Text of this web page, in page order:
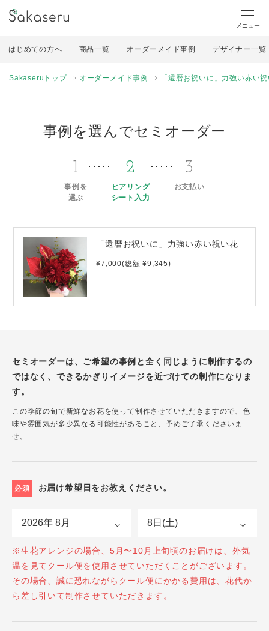
メニュー
はじめての方へ 商品一覧 オーダーメイド事例 デザイナー一覧
Sakaseruトップ オーダーメイド事例 「還暦お祝いに」力強い赤い
事例を選んでセミオーダー
1
事例を
選ぶ
2
ヒアリング
シート入力
3
お支払い
「還暦お祝いに」力強い赤い祝い花
¥7,000(総額 ¥9,345)
セミオーダーは、ご希望の事例と全く同じように制作するの
ではなく、できるかぎりイメージを近づけての制作になりま
す。
この季節の旬で新鮮なお花を使って制作させていただきますので、色
味や雰囲気が多少異なる可能性があること、予めご了承くださいま
せ。
必須 お届け希望日をお教えください。
※生花アレンジの場合、5月〜10月上旬頃のお届けは、外気
温を見てクール便を使用させていただくことがございます。
その場合、誠に恐れながらクール便にかかる費用は、花代か
ら差し引いて制作させていただきます。